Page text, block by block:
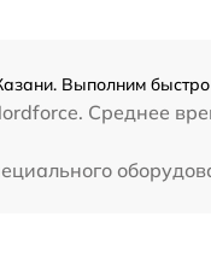
Выполним быстро
Среднее